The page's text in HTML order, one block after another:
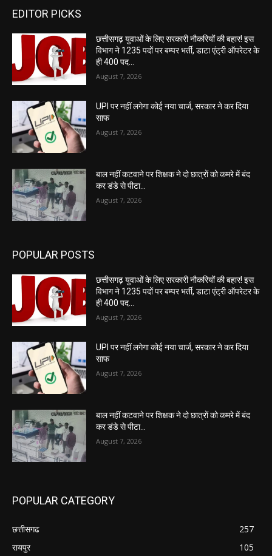
EDITOR PICKS
छत्तीसगढ़ युवाओं के लिए सरकारी नौकरियों की बहार! इस
विभाग ने 1235 पदों पर बम्पर भर्ती, डाटा एंट्री ऑपरेटर के
ही 400 पद…
August 7, 2026
UPI पर नहीं लगेगा कोई नया चार्ज, सरकार ने कर दिया
साफ
August 7, 2026
बाल नहीं कटवाने पर शिक्षक ने दो छात्रों को कमरे में बंद
कर डंडे से पीटा…
August 7, 2026
POPULAR POSTS
छत्तीसगढ़ युवाओं के लिए सरकारी नौकरियों की बहार! इस
विभाग ने 1235 पदों पर बम्पर भर्ती, डाटा एंट्री ऑपरेटर के
ही 400 पद…
August 7, 2026
UPI पर नहीं लगेगा कोई नया चार्ज, सरकार ने कर दिया
साफ
August 7, 2026
बाल नहीं कटवाने पर शिक्षक ने दो छात्रों को कमरे में बंद
कर डंडे से पीटा…
August 7, 2026
POPULAR CATEGORY
छत्तीसगढ
257
रायपुर
105